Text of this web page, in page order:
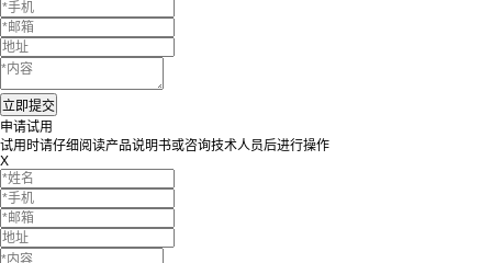
申请试用
试用时请仔细阅读产品说明书或咨询技术人员后进行操作
X